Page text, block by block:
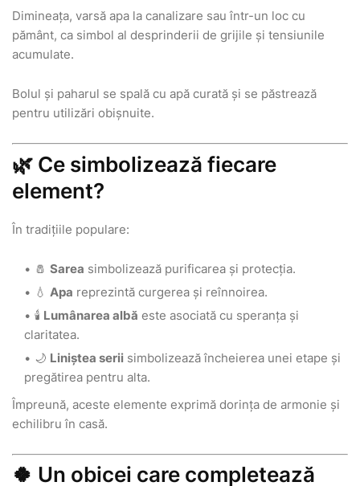
Dimineața, varsă apa la canalizare sau într-un loc cu
pământ, ca simbol al desprinderii de grijile și tensiunile
acumulate.
Bolul și paharul se spală cu apă curată și se păstrează
pentru utilizări obișnuite.
🌿 Ce simbolizează fiecare
element?
În tradițiile populare:
🧂 Sarea simbolizează purificarea și protecția.
💧 Apa reprezintă curgerea și reînnoirea.
🕯️ Lumânarea albă este asociată cu speranța și
claritatea.
🌙 Liniștea serii simbolizează încheierea unei etape și
pregătirea pentru alta.
Împreună, aceste elemente exprimă dorința de armonie și
echilibru în casă.
🍀 Un obicei care completează